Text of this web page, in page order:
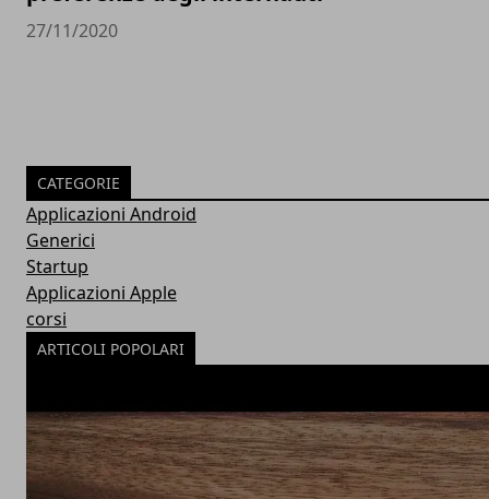
27/11/2020
CATEGORIE
Applicazioni Android
Generici
Startup
Applicazioni Apple
corsi
ARTICOLI POPOLARI